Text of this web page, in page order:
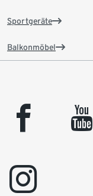
Sportgeräte
Balkonmöbel
facebook youtube
instagram